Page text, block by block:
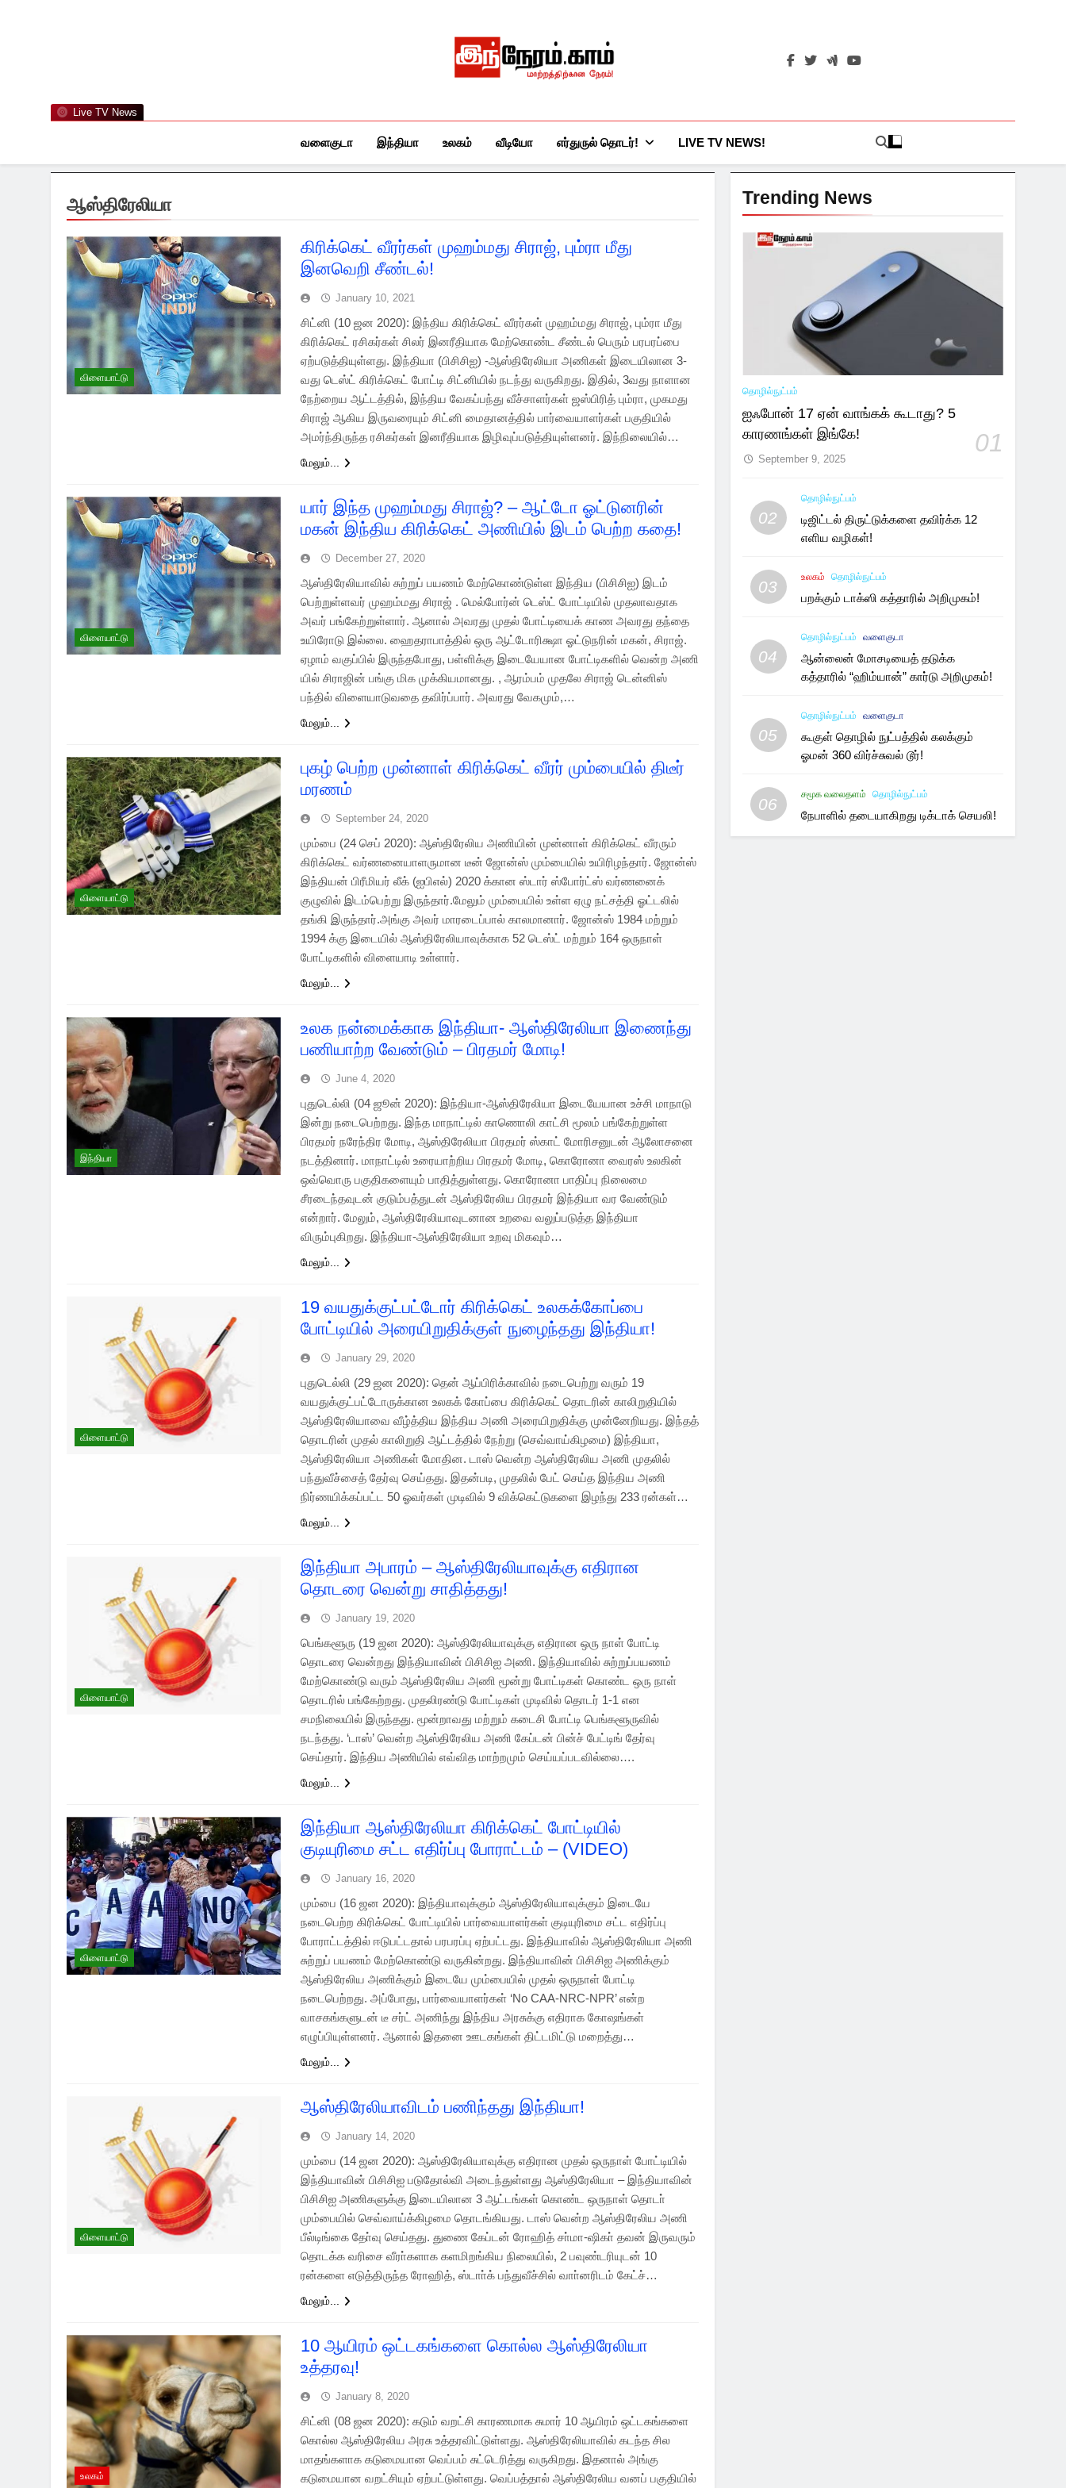
Live TV News இந்நேரம்.காம்
வளைகுடா இந்தியா உலகம் வீடியோ எர்துருல் தொடர்! LIVE TV NEWS!
ஆஸ்திரேலியா
விளையாட்டு
கிரிக்கெட் வீரர்கள் முஹம்மது சிராஜ், பும்ரா மீது
இனவெறி சீண்டல்!
January 10, 2021
சிட்னி (10 ஜன 2020): இந்திய கிரிக்கெட் வீரர்கள் முஹம்மது சிராஜ், பும்ரா மீது
கிரிக்கெட் ரசிகர்கள் சிலர் இனரீதியாக மேற்கொண்ட சீண்டல் பெரும் பரபரப்பை
ஏற்படுத்தியுள்ளது. இந்தியா (பிசிசிஐ) -ஆஸ்திரேலியா அணிகள் இடையிலான 3-
வது டெஸ்ட் கிரிக்கெட் போட்டி சிட்னியில் நடந்து வருகிறது. இதில், 3வது நாளான
நேற்றைய ஆட்டத்தில், இந்திய வேகப்பந்து வீச்சாளர்கள் ஜஸ்பிரித் பும்ரா, முகமது
சிராஜ் ஆகிய இருவரையும் சிட்னி மைதானத்தில் பார்வையாளர்கள் பகுதியில்
அமர்ந்திருந்த ரசிகர்கள் இனரீதியாக இழிவுப்படுத்தியுள்ளனர். இந்நிலையில்…
மேலும்...
விளையாட்டு
யார் இந்த முஹம்மது சிராஜ்? – ஆட்டோ ஓட்டுனரின்
மகன் இந்திய கிரிக்கெட் அணியில் இடம் பெற்ற கதை!
December 27, 2020
ஆஸ்திரேலியாவில் சுற்றுப் பயணம் மேற்கொண்டுள்ள இந்திய (பிசிசிஐ) இடம்
பெற்றுள்ளவர் முஹம்மது சிராஜ் . மெல்போர்ன் டெஸ்ட் போட்டியில் முதலாவதாக
அவர் பங்கேற்றுள்ளார். ஆனால் அவரது முதல் போட்டியைக் காண அவரது தந்தை
உயிரோடு இல்லை. ஹைதராபாத்தில் ஒரு ஆட்டோரிக்ஷா ஓட்டுநரின் மகன், சிராஜ்.
ஏழாம் வகுப்பில் இருந்தபோது, ​​பள்ளிக்கு இடையேயான போட்டிகளில் வென்ற அணி
யில் சிராஜின் பங்கு மிக முக்கியமானது. , ஆரம்பம் முதலே சிராஜ் டென்னிஸ்
பந்தில் விளையாடுவதை தவிர்ப்பார். அவரது வேகமும்,…
மேலும்...
விளையாட்டு
புகழ் பெற்ற முன்னாள் கிரிக்கெட் வீரர் மும்பையில் திடீர்
மரணம்
September 24, 2020
மும்பை (24 செப் 2020): ஆஸ்திரேலிய அணியின் முன்னாள் கிரிக்கெட் வீரரும்
கிரிக்கெட் வர்ணனையாளருமான டீன் ஜோன்ஸ் மும்பையில் உயிரிழந்தார். ஜோன்ஸ்
இந்தியன் பிரீமியர் லீக் (ஐபிஎல்) 2020 க்கான ஸ்டார் ஸ்போர்ட்ஸ் வர்ணனைக்
குழுவில் இடம்பெற்று இருந்தார்.மேலும் மும்பையில் உள்ள ஏழு நட்சத்தி ஓட்டலில்
தங்கி இருந்தார்.அங்கு அவர் மாரடைப்பால் காலமானார். ஜோன்ஸ் 1984 மற்றும்
1994 க்கு இடையில் ஆஸ்திரேலியாவுக்காக 52 டெஸ்ட் மற்றும் 164 ஒருநாள்
போட்டிகளில் விளையாடி உள்ளார்.
மேலும்...
இந்தியா
உலக நன்மைக்காக இந்தியா- ஆஸ்திரேலியா இணைந்து
பணியாற்ற வேண்டும் – பிரதமர் மோடி!
June 4, 2020
புதுடெல்லி (04 ஜூன் 2020): இந்தியா-ஆஸ்திரேலியா இடையேயான உச்சி மாநாடு
இன்று நடைபெற்றது. இந்த மாநாட்டில் காணொலி காட்சி மூலம் பங்கேற்றுள்ள
பிரதமர் நரேந்திர மோடி, ஆஸ்திரேலியா பிரதமர் ஸ்காட் மோரிசனுடன் ஆலோசனை
நடத்தினார். மாநாட்டில் உரையாற்றிய பிரதமர் மோடி, கொரோனா வைரஸ் உலகின்
ஒவ்வொரு பகுதிகளையும் பாதித்துள்ளது. கொரோனா பாதிப்பு நிலைமை
சீரடைந்தவுடன் குடும்பத்துடன் ஆஸ்திரேலிய பிரதமர் இந்தியா வர வேண்டும்
என்றார். மேலும், ஆஸ்திரேலியாவுடனான உறவை வலுப்படுத்த இந்தியா
விரும்புகிறது. இந்தியா-ஆஸ்திரேலியா உறவு மிகவும்…
மேலும்...
விளையாட்டு
19 வயதுக்குட்பட்டோர் கிரிக்கெட் உலகக்கோப்பை
போட்டியில் அரையிறுதிக்குள் நுழைந்தது இந்தியா!
January 29, 2020
புதுடெல்லி (29 ஜன 2020): தென் ஆப்பிரிக்காவில் நடைபெற்று வரும் 19
வயதுக்குட்பட்டோருக்கான உலகக் கோப்பை கிரிக்கெட் தொடரின் காலிறுதியில்
ஆஸ்திரேலியாவை வீழ்த்திய இந்திய அணி அரையிறுதிக்கு முன்னேறியது. இந்தத்
தொடரின் முதல் காலிறுதி ஆட்டத்தில் நேற்று (செவ்வாய்கிழமை) இந்தியா,
ஆஸ்திரேலியா அணிகள் மோதின. டாஸ் வென்ற ஆஸ்திரேலிய அணி முதலில்
பந்துவீச்சைத் தேர்வு செய்தது. இதன்படி, முதலில் பேட் செய்த இந்திய அணி
நிர்ணயிக்கப்பட்ட 50 ஓவர்கள் முடிவில் 9 விக்கெட்டுகளை இழந்து 233 ரன்கள்…
மேலும்...
விளையாட்டு
இந்தியா அபாரம் – ஆஸ்திரேலியாவுக்கு எதிரான
தொடரை வென்று சாதித்தது!
January 19, 2020
பெங்களூரு (19 ஜன 2020): ஆஸ்திரேலியாவுக்கு எதிரான ஒரு நாள் போட்டி
தொடரை வென்றது இந்தியாவின் பிசிசிஐ அணி. இந்தியாவில் சுற்றுப்பயணம்
மேற்கொண்டு வரும் ஆஸ்திரேலிய அணி மூன்று போட்டிகள் கொண்ட ஒரு நாள்
தொடரில் பங்கேற்றது. முதலிரண்டு போட்டிகள் முடிவில் தொடர் 1-1 என
சமநிலையில் இருந்தது. மூன்றாவது மற்றும் கடைசி போட்டி பெங்களூருவில்
நடந்தது. ‘டாஸ்’ வென்ற ஆஸ்திரேலிய அணி கேப்டன் பின்ச் பேட்டிங் தேர்வு
செய்தார். இந்திய அணியில் எவ்வித மாற்றமும் செய்யப்படவில்லை….
மேலும்...
விளையாட்டு
இந்தியா ஆஸ்திரேலியா கிரிக்கெட் போட்டியில்
குடியுரிமை சட்ட எதிர்ப்பு போராட்டம் – (VIDEO)
January 16, 2020
மும்பை (16 ஜன 2020): இந்தியாவுக்கும் ஆஸ்திரேலியாவுக்கும் இடையே
நடைபெற்ற கிரிக்கெட் போட்டியில் பார்வையாளர்கள் குடியுரிமை சட்ட எதிர்ப்பு
போராட்டத்தில் ஈடுபட்டதால் பரபரப்பு ஏற்பட்டது. இந்தியாவில் ஆஸ்திரேலியா அணி
சுற்றுப் பயணம் மேற்கொண்டு வருகின்றது. இந்தியாவின் பிசிசிஐ அணிக்கும்
ஆஸ்திரேலிய அணிக்கும் இடையே மும்பையில் முதல் ஒருநாள் போட்டி
நடைபெற்றது. அப்போது, பார்வையாளர்கள் ‘No CAA-NRC-NPR’ என்ற
வாசகங்களுடன் டீ சர்ட் அணிந்து இந்திய அரசுக்கு எதிராக கோஷங்கள்
எழுப்பியுள்ளனர். ஆனால் இதனை ஊடகங்கள் திட்டமிட்டு மறைத்து…
மேலும்...
விளையாட்டு
ஆஸ்திரேலியாவிடம் பணிந்தது இந்தியா!
January 14, 2020
மும்பை (14 ஜன 2020): ஆஸ்திரேலியாவுக்கு எதிரான முதல் ஒருநாள் போட்டியில்
இந்தியாவின் பிசிசிஐ படுதோல்வி அடைந்துள்ளது ஆஸ்திரேலியா – இந்தியாவின்
பிசிசிஐ அணிகளுக்கு இடையிலான 3 ஆட்டங்கள் கொண்ட ஒருநாள் தொடா்
மும்பையில் செவ்வாய்க்கிழமை தொடங்கியது. டாஸ் வென்ற ஆஸ்திரேலிய அணி
பீல்டிங்கை தோ்வு செய்தது. துணை கேப்டன் ரோஹித் சா்மா-ஷிகா் தவன் இருவரும்
தொடக்க வரிசை வீரா்களாக களமிறங்கிய நிலையில், 2 பவுண்டரியுடன் 10
ரன்களை எடுத்திருந்த ரோஹித், ஸ்டாா்க் பந்துவீச்சில் வாா்னரிடம் கேட்ச்…
மேலும்...
உலகம்
10 ஆயிரம் ஒட்டகங்களை கொல்ல ஆஸ்திரேலியா
உத்தரவு!
January 8, 2020
சிட்னி (08 ஜன 2020): கடும் வறட்சி காரணமாக சுமார் 10 ஆயிரம் ஒட்டகங்களை
கொல்ல ஆஸ்திரேலிய அரசு உத்தரவிட்டுள்ளது. ஆஸ்திரேலியாவில் கடந்த சில
மாதங்களாக கடுமையான வெப்பம் சுட்டெரித்து வருகிறது. இதனால் அங்கு
கடுமையான வறட்சியும் ஏற்பட்டுள்ளது. வெப்பத்தால் ஆஸ்திரேலிய வனப் பகுதியில்
Trending News
தொழில்நுட்பம்
ஐஃபோன் 17 ஏன் வாங்கக் கூடாது? 5
காரணங்கள் இங்கே!
01
September 9, 2025
02
தொழில்நுட்பம்
டிஜிட்டல் திருட்டுக்களை தவிர்க்க 12
எளிய வழிகள்!
03
உலகம் தொழில்நுட்பம்
பறக்கும் டாக்ஸி கத்தாரில் அறிமுகம்!
04
தொழில்நுட்பம் வளைகுடா
ஆன்லைன் மோசடியைத் தடுக்க
கத்தாரில் “ஹிம்யான்” கார்டு அறிமுகம்!
05
தொழில்நுட்பம் வளைகுடா
கூகுள் தொழில் நுட்பத்தில் கலக்கும்
ஓமன் 360 விர்ச்சுவல் டூர்!
06
சமூக வலைதளம் தொழில்நுட்பம்
நேபாளில் தடையாகிறது டிக்டாக் செயலி!